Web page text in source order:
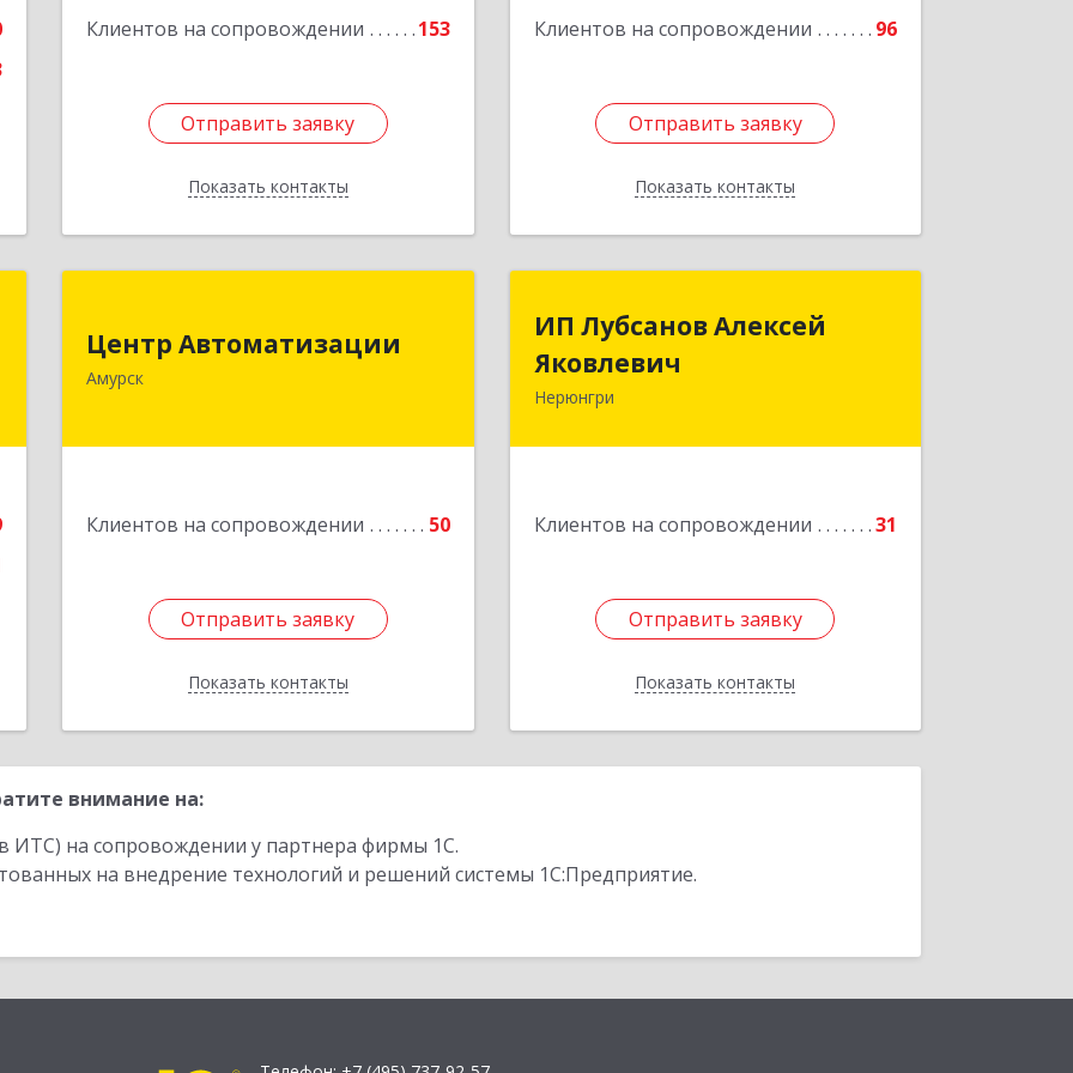
Клиентов на сопровождении 153
Отправить заявку
Показать контакты
Отправить заявку
Назад
Клиентов на сопровождении 96
Отправить заявку
Показать контакты
Подробнее
Отправить заявку
Назад
Центр Автоматизации
Амурск
Клиентов на сопровождении 50
Отправить заявку
Показать контакты
682640, Хабаровский край, Амурск г,
Подробнее
Отправить заявку
Назад
ИП Лубсанов Алексей
Яковлевич
Нерюнгри
Клиентов на сопровождении 31
Отправить заявку
Показать контакты
ИП Лубсанов Алексей
Яковлевич
Подробнее
Отправить заявку
Назад
внимание на:
ИТС) на сопровождении у партнера фирмы 1С.
на внедрение технологий и решений системы 1С:Предприятие.